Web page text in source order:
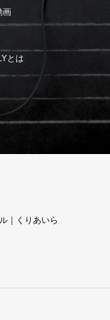
画
とは
｜くりあいら